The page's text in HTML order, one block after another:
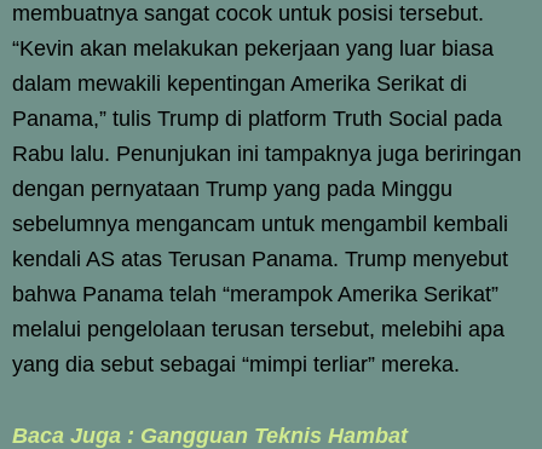
membuatnya sangat cocok untuk posisi tersebut.
“Kevin akan melakukan pekerjaan yang luar biasa
dalam mewakili kepentingan Amerika Serikat di
Panama,” tulis Trump di platform Truth Social pada
Rabu lalu. Penunjukan ini tampaknya juga beriringan
dengan pernyataan Trump yang pada Minggu
sebelumnya mengancam untuk mengambil kembali
kendali AS atas Terusan Panama. Trump menyebut
bahwa Panama telah “merampok Amerika Serikat”
melalui pengelolaan terusan tersebut, melebihi apa
yang dia sebut sebagai “mimpi terliar” mereka.
Baca Juga : Gangguan Teknis Hambat